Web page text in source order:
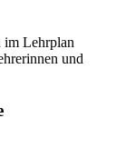
im Lehrplan
und